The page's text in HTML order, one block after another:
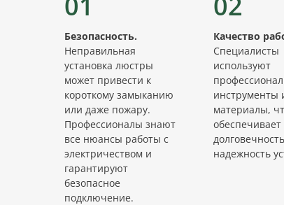
Безопасность.
Неправильная
установка люстры
может привести к
короткому замыканию
или даже пожару.
Профессионалы знают
все нюансы работы с
электричеством и
гарантируют
безопасное
подключение.
Качество
Специалисты
используют
инструменты
материалы,
обеспечивает
надежность